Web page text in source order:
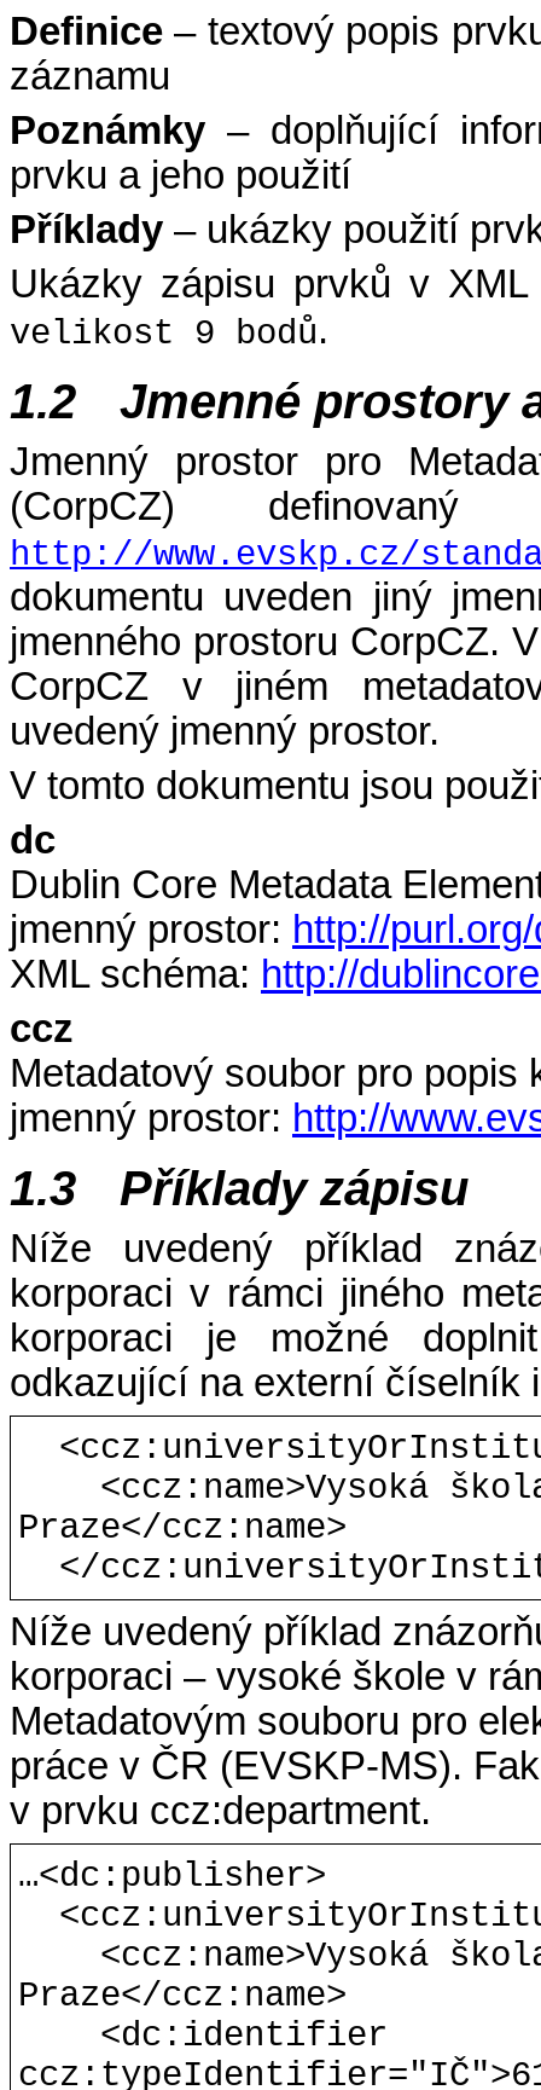
Definice – textový popis
záznamu
Poznámky – doplňující
prvku a jeho použití
Příklady – ukázky použití
Ukázky zápisu prvků v
velikost 9 bodů.
1.2 Jmenné prostory
Jmenný prostor pro
(CorpCZ)
http://www.evskp.cz/
dokumentu uveden jiný
jmenného prostoru CorpCZ.
CorpCZ v jiném
uvedený jmenný prostor.
V tomto dokumentu jsou
dc
Dublin Core Metadata
jmenný prostor: http://
XML schéma: http://
ccz
Metadatový soubor pro popis
jmenný prostor: http://
1.3 Příklady zápisu
Níže uvedený příklad
korporaci v rámci jiného
korporaci je možné
odkazující na externí číselník
<ccz:name>Vysoká
Praze</ccz:name>
</
Níže uvedený příklad
korporaci – vysoké škole v
Metadatovým souboru pro
práce v ČR (EVSKP-MS).
v prvku ccz:department.
…<dc:publisher>
<ccz:name>Vysoká
Praze</ccz:name>
<dc:identifier